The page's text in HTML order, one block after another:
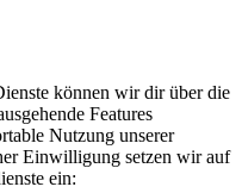
können wir dir über die
Features
Nutzung unserer
Einwilligung setzen wir auf
ein: